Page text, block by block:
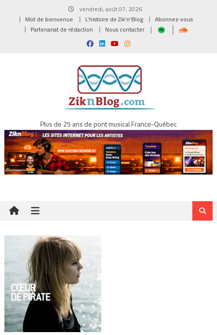
vendredi, août 07, 2026
Mot de bienvenue
L’histoire de Zik’n’Blog
Abonnez-vous
Partenariat de rédaction
Nous contacter
Plus de 25 ans de pont musical France-Québec